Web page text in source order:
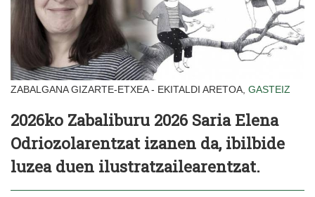
ZABALGANA GIZARTE-ETXEA - EKITALDI ARETOA, GASTEIZ
2026ko Zabaliburu 2026 Saria Elena
Odriozolarentzat izanen da, ibilbide
luzea duen ilustratzailearentzat.